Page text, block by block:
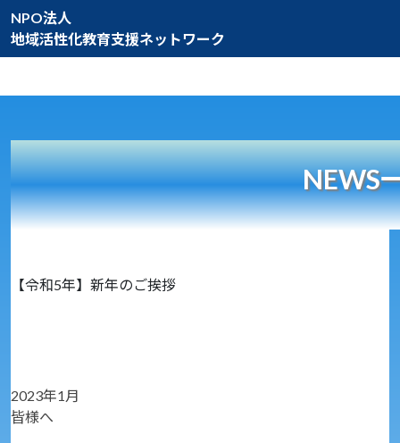
NPO法人
地域活性化教育支援ネットワーク
NEWS
【令和5年】新年のご挨拶
2023年1月
皆様へ